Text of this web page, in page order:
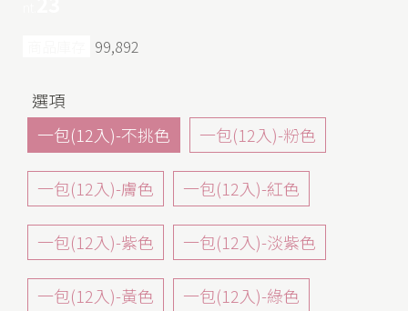
99,892
選項
一包(12入)-不挑色
一包(12入)-粉色
一包(12入)-膚色 一包(12入)-紅色
一包(12入)-紫色 一包(12入)-淡紫色
一包(12入)-黃色 一包(12入)-綠色